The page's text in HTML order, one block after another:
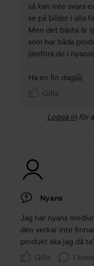
så kan inte svara
se på bilder i alla
Men det bästa är
som har båda
jämföra de i
Ha en fin dag🤗
Gilla
Logga in för
Nyans
Jag har nyans
den verkar inte
produkt ska jag då
Gilla
1